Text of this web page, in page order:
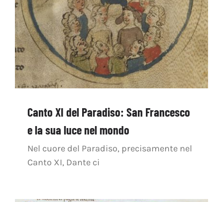
Canto XI del Paradiso: San Francesco
e la sua luce nel mondo
Nel cuore del Paradiso, precisamente nel
Canto XI, Dante ci